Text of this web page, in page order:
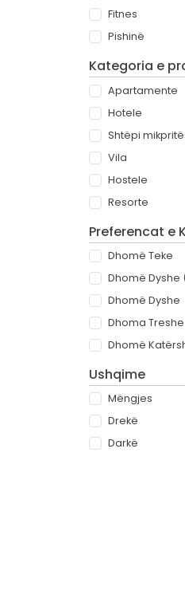
Fitnes
Pishinë
Kategoria e
Apartamente
Hotele
Shtëpi
Vila
Hostele
Resorte
Preferencat e
Dhomë Teke
Dhomë Dyshe
Dhomë Dyshe
Dhoma Treshe
Dhomë
Ushqime
Mëngjes
Drekë
Darkë